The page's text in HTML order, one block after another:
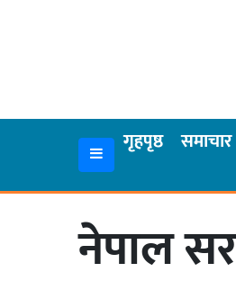
गृहपृष्ठ समाचार
समाचार
नेपाल